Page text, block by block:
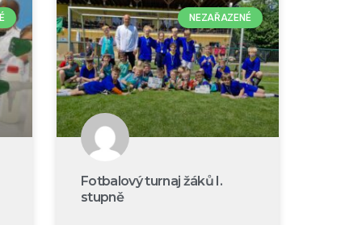
NEZAŘAZENÉ
Fotbalový turnaj žáků I.
stupně